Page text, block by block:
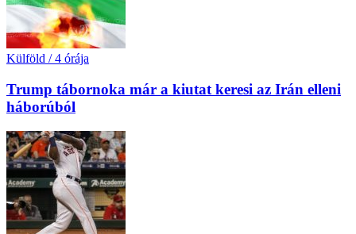
Külföld / 4 órája
Trump tábornoka már a kiutat keresi az Irán elleni
háborúból